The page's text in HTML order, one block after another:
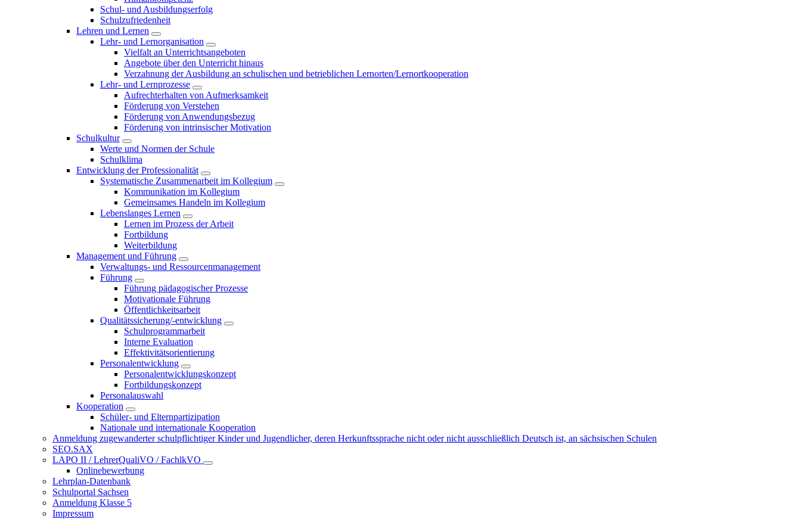
Schul- und Ausbildungserfolg
Schulzufriedenheit
Lehren und Lernen
Lehr- und Lernorganisation
Vielfalt an Unterrichtsangeboten
Angebote über den Unterricht hinaus
Verzahnung der Ausbildung an schulischen und betrieblichen Lernorten/Lernortkooperation
Lehr- und Lernprozesse
Aufrechterhalten von Aufmerksamkeit
Förderung von Verstehen
Förderung von Anwendungsbezug
Förderung von intrinsischer Motivation
Schulkultur
Werte und Normen der Schule
Schulklima
Entwicklung der Professionalität
Systematische Zusammenarbeit im Kollegium
Kommunikation im Kollegium
Gemeinsames Handeln im Kollegium
Lebenslanges Lernen
Lernen im Prozess der Arbeit
Fortbildung
Weiterbildung
Management und Führung
Verwaltungs- und Ressourcenmanagement
Führung
Führung pädagogischer Prozesse
Motivationale Führung
Öffentlichkeitsarbeit
Qualitätssicherung/-entwicklung
Schulprogrammarbeit
Interne Evaluation
Effektivitätsorientierung
Personalentwicklung
Personalentwicklungskonzept
Fortbildungskonzept
Personalauswahl
Kooperation
Schüler- und Elternpartizipation
Nationale und internationale Kooperation
Anmeldung zugewanderter schulpflichtiger Kinder und Jugendlicher, deren Herkunftssprache nicht oder nicht ausschließlich Deutsch ist, an sächsischen Schulen
SEO.SAX
LAPO II / LehrerQualiVO / FachlkVO
Onlinebewerbung
Lehrplan-Datenbank
Schulportal Sachsen
Anmeldung Klasse 5
Impressum